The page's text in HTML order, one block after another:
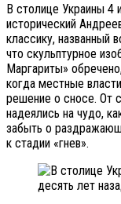
В столице Украины 4
исторический
классику, названный
что скульптурное
Маргариты»
когда местные
решение о сносе. От
надеялись на чудо,
забыть о
к стадии «гнев».